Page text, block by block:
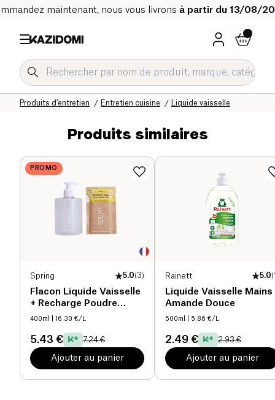
maintenant, nous vous livrons à partir du 13/08/
Liquide vaisselle
Entretien cuisine
Produits d’entretien
Maison
Notre catalogue bio
Accueil
Produits similaires
PROMO
Spring 5.0(3)
Flacon Liquide Vaisselle
+ Recharge Poudre
Citron
400ml | 16.30 €/L
5.43 € 7.24 €
Ajouter au panier
Rainett 5.0(
Liquide Vaisselle Mains
Amande Douce
500ml | 5.86 €/L
2.49 € 2.93 €
Ajouter au panier